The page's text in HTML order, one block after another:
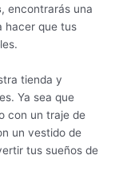
, encontrarás una
hacer que tus
tienda y
Ya sea que
con un traje de
un vestido de
tus sueños de